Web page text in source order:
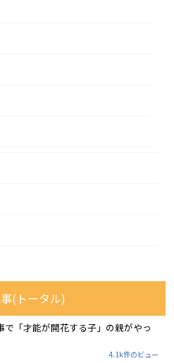
(トータル)
で「才能が開花する子」の親がやっ
4.1k件のビュー